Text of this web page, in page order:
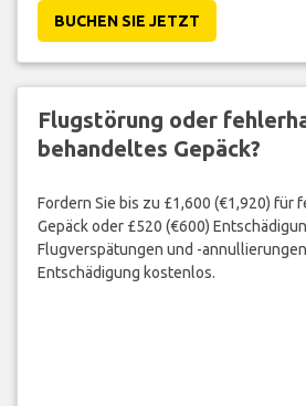
BUCHEN SIE JETZT
Flugstörung oder
behandeltes Gepäck?
Fordern Sie bis zu £1,600 (€1,920) für
Gepäck oder £520 (€600)
Flugverspätungen und -
Entschädigung kostenlos.